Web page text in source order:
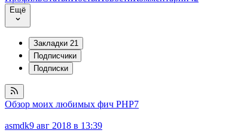
Ещё
Закладки 21
Подписчики
Подписки
Обзор моих любимых фич PHP7
asmdk9 авг 2018 в 13:39